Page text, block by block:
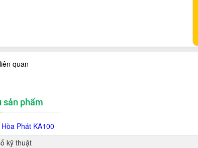
quan
sản phẩm
Phát KA100
kỹ thuật